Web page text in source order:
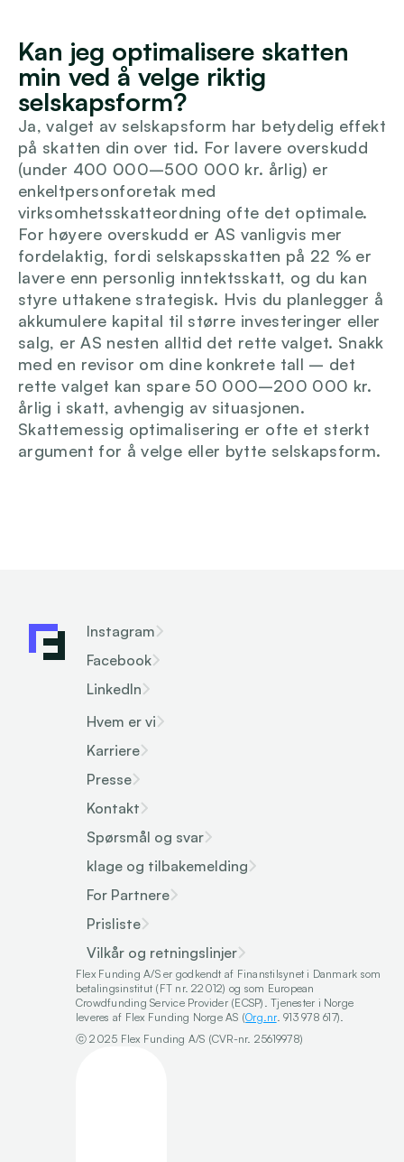
Kan jeg optimalisere skatten
min ved å velge riktig
selskapsform?
Ja, valget av selskapsform har betydelig effekt
på skatten din over tid. For lavere overskudd
(under 400 000–500 000 kr. årlig) er
enkeltpersonforetak med
virksomhetsskatteordning ofte det optimale.
For høyere overskudd er AS vanligvis mer
fordelaktig, fordi selskapsskatten på 22 % er
lavere enn personlig inntektsskatt, og du kan
styre uttakene strategisk. Hvis du planlegger å
akkumulere kapital til større investeringer eller
salg, er AS nesten alltid det rette valget. Snakk
med en revisor om dine konkrete tall – det
rette valget kan spare 50 000–200 000 kr.
årlig i skatt, avhengig av situasjonen.
Skattemessig optimalisering er ofte et sterkt
argument for å velge eller bytte selskapsform.
Instagram
Facebook
LinkedIn
Hvem er vi
Karriere
Presse
Kontakt
Spørsmål og svar
klage og tilbakemelding
For Partnere
Prisliste
Vilkår og retningslinjer
Flex Funding A/S er godkendt af Finanstilsynet i Danmark som
betalingsinstitut (FT nr. 22012) og som European
Crowdfunding Service Provider (ECSP). Tjenester i Norge
leveres af Flex Funding Norge AS (Org.nr. 913 978 617).
ⓒ 2025 Flex Funding A/S (CVR-nr. 25619978)